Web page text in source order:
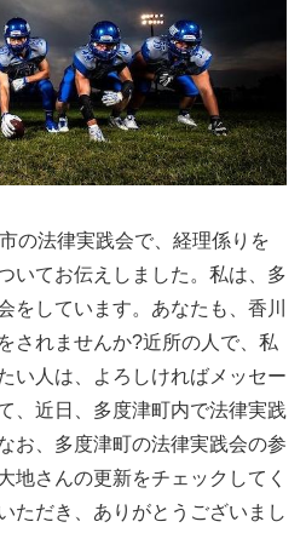
の法律実践会で、経理係りを
いてお伝えしました。私は、多
をしています。あなたも、香川
されませんか?近所の人で、私
い人は、よろしければメッセー
、近日、多度津町内で法律実践
お、多度津町の法律実践会の参
地さんの更新をチェックしてく
ただき、ありがとうございまし